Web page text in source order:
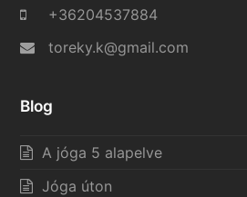
+36204537884
toreky.k@gmail.com
Blog
A jóga 5 alapelve
Jóga úton